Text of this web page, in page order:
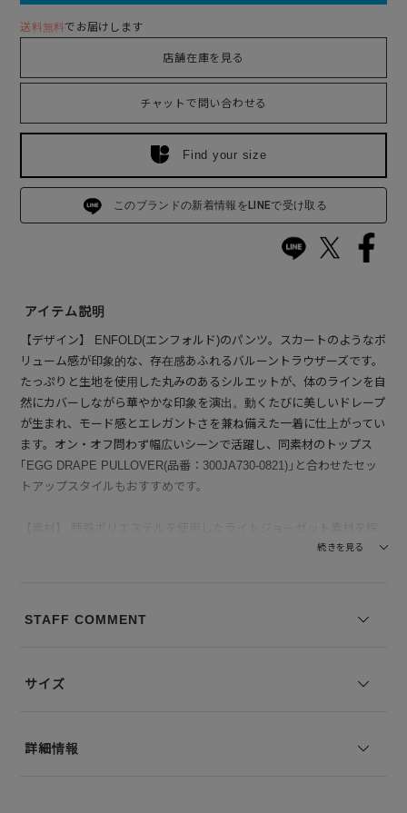
送料無料でお届けします
店舗在庫を見る
チャットで問い合わせる
Find your size
このブランドの新着情報をLINEで受け取る
アイテム説明
【デザイン】 ENFOLD(エンフォルド)のパンツ。スカートのようなボ
リューム感が印象的な、存在感あふれるバルーントラウザーズです。
たっぷりと生地を使用した丸みのあるシルエットが、体のラインを自
然にカバーしながら華やかな印象を演出。動くたびに美しいドレープ
が生まれ、モード感とエレガントさを兼ね備えた一着に仕上がってい
ます。オン・オフ問わず幅広いシーンで活躍し、同素材のトップス
｢EGG DRAPE PULLOVER(品番：300JA730-0821)｣と合わせたセッ
トアップスタイルもおすすめです。
用。適度な膨らみと微起毛のような滑らかな風合いに加え、ストレッ
--------------------------------
続きを見る
STAFF COMMENT
サイズ
詳細情報